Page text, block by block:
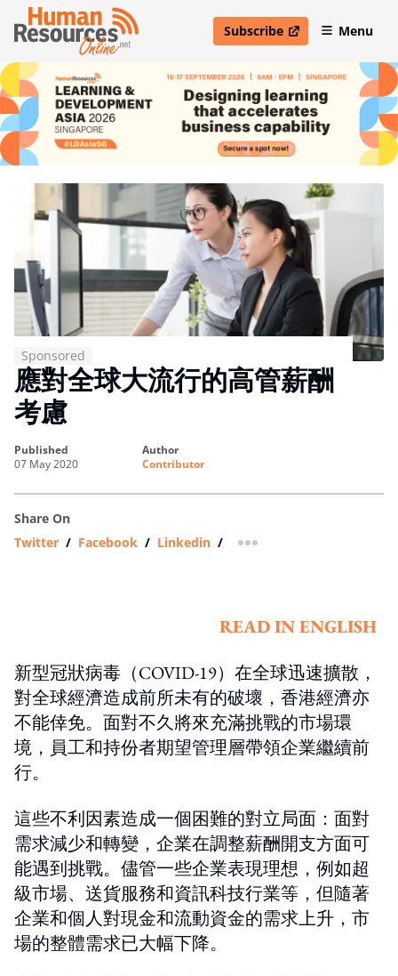
Subscribe
open in new windowMenu
Sponsored
應對全球大流行的高管薪酬
考慮
published
07 May 2020
author
Contributor
Share On
Twitter / Facebook / Linkedin / more sharing option
READ IN ENGLISH
新型冠狀病毒（COVID-19）在全球迅速擴散，
對全球經濟造成前所未有的破壞，香港經濟亦
不能倖免。面對不久將來充滿挑戰的市場環
境，員工和持份者期望管理層帶領企業繼續前
行。
這些不利因素造成一個困難的對立局面：面對
需求減少和轉變，企業在調整薪酬開支方面可
能遇到挑戰。儘管一些企業表現理想，例如超
級市場、送貨服務和資訊科技行業等，但隨著
企業和個人對現金和流動資金的需求上升，市
場的整體需求已大幅下降。